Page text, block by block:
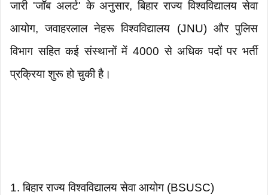
जारी 'जॉब अलर्ट' के अनुसार, बिहार राज्य विश्वविद्यालय सेवा
आयोग, जवाहरलाल नेहरू विश्वविद्यालय (JNU) और पुलिस
विभाग सहित कई संस्थानों में 4000 से अधिक पदों पर भर्ती
प्रक्रिया शुरू हो चुकी है।
1. बिहार राज्य विश्वविद्यालय सेवा आयोग (BSUSC)